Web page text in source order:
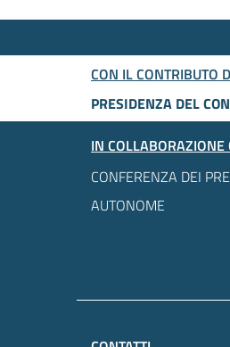
CON IL CONTRIBUTO
PRESIDENZA DEL
IN COLLABORAZIONE
CONFERENZA DEI
AUTONOME